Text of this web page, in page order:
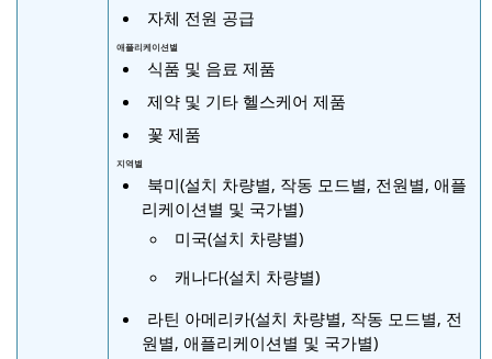
자체 전원 공급
애플리케이션별
식품 및 음료 제품
제약 및 기타 헬스케어 제품
꽃 제품
지역별
북미(설치 차량별, 작동 모드별, 전원별, 애플
리케이션별 및 국가별)
미국(설치 차량별)
캐나다(설치 차량별)
라틴 아메리카(설치 차량별, 작동 모드별, 전
원별, 애플리케이션별 및 국가별)